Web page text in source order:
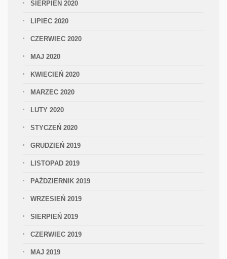
SIERPIEŃ 2020
LIPIEC 2020
CZERWIEC 2020
MAJ 2020
KWIECIEŃ 2020
MARZEC 2020
LUTY 2020
STYCZEŃ 2020
GRUDZIEŃ 2019
LISTOPAD 2019
PAŹDZIERNIK 2019
WRZESIEŃ 2019
SIERPIEŃ 2019
CZERWIEC 2019
MAJ 2019